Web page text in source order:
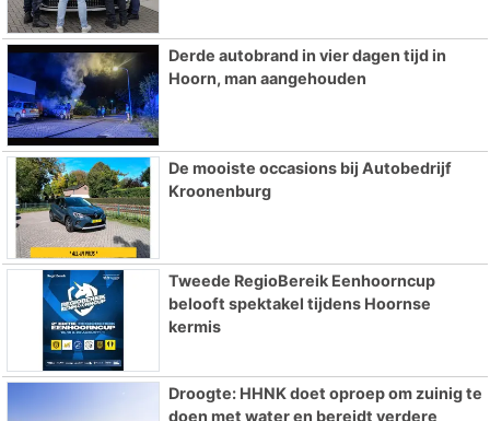
Derde autobrand in vier dagen tijd in
Hoorn, man aangehouden
De mooiste occasions bij Autobedrijf
Kroonenburg
Tweede RegioBereik Eenhoorncup
belooft spektakel tijdens Hoornse
kermis
Droogte: HHNK doet oproep om zuinig te
doen met water en bereidt verdere